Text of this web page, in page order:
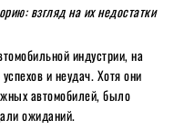
взгляд на их недостатки
индустрии, на
и неудач. Хотя они
автомобилей, было
ожиданий.